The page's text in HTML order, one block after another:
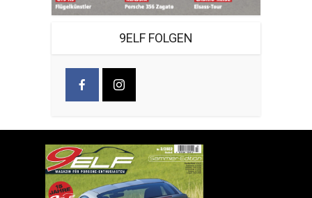
9ELF FOLGEN